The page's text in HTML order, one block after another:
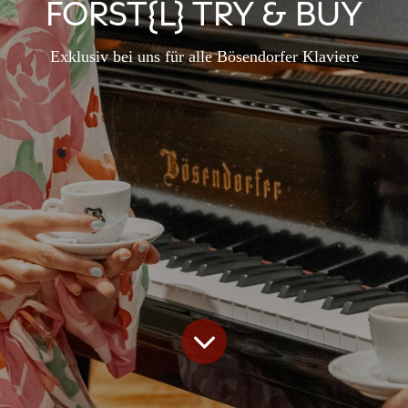
FÖRST{L} TRY & BUY
Exklusiv bei uns für alle Bösendorfer Klaviere